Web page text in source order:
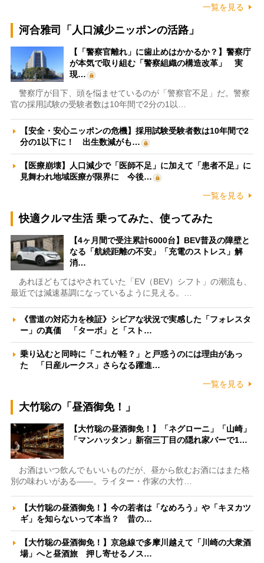
一覧を見る
河合雅司「人口減少ニッポンの活路」
【「警察官離れ」に歯止めはかかるか？】警察庁
が本気で取り組む「警察組織の構造改革」 実
現…
警察庁が目下、頭を悩ませているのが「警察官不足」だ。警察
官の採用試験の受験者数は10年間で2分の1以…
【安全・安心ニッポンの危機】採用試験受験者数は10年間で2
分の1以下に！ 出生数減がも…
【医療崩壊】人口減少で「医師不足」に加えて「患者不足」に
見舞われ地域医療が限界に 今後…
一覧を見る
快適クルマ生活 乗ってみた、使ってみた
【4ヶ月間で受注累計6000台】BEV普及の障壁と
なる「航続距離の不安」「充電のストレス」解
消…
あれほどもてはやされていた「EV（BEV）シフト」の潮流も、
最近では減速基調になっているように見える。…
《雪道の対応力を検証》シビアな状況で実感した「フォレスタ
ー」の真価 「ターボ」と「スト…
乗り込むと同時に「これが軽？」と戸惑うのには理由があっ
た 「日産ルークス」さらなる躍進…
一覧を見る
大竹聡の「昼酒御免！」
【大竹聡の昼酒御免！】「ネグローニ」「山崎」
「マンハッタン」新宿三丁目の隠れ家バーで1…
お酒はいつ飲んでもいいものだが、昼から飲むお酒にはまた格
別の味わいがある――。ライター・作家の大竹…
【大竹聡の昼酒御免！】今の若者は「なめろう」や「キヌカツ
ギ」を知らないって本当？ 昔の…
【大竹聡の昼酒御免！】京急線で多摩川越えて「川崎の大衆酒
場」へと昼酒旅 押し寄せるノス…